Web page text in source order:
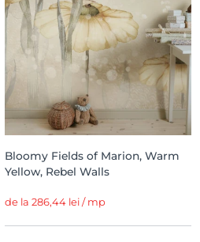
Bloomy Fields of Marion, Warm
Yellow, Rebel Walls
de la 286,44 lei / mp